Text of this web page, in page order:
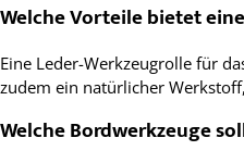
Welche Vorteile bietet
Eine Leder-Werkzeugrolle für
zudem ein natürlicher
Welche Bordwerkzeuge